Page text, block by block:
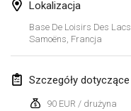
Lokalizacja
Base De Loisirs Des
Samoëns Francja
Szczegóły
90 EUR / drużyna
luty 2022
4 lut 2022| Czechy